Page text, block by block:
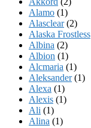
Alamo (1)
Alasclear(2)
Alaska Frostless
Albina (2)
Albion (1)
Alcmaria (1)
Aleksander(1)
Alexa (1)
Alexis (1)
Ali (1)
Alina (1)